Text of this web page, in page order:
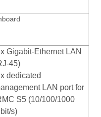
Gigabit-Ethernet LAN
45)
dedicated
LAN port for
S5 (10/100/1000
s)